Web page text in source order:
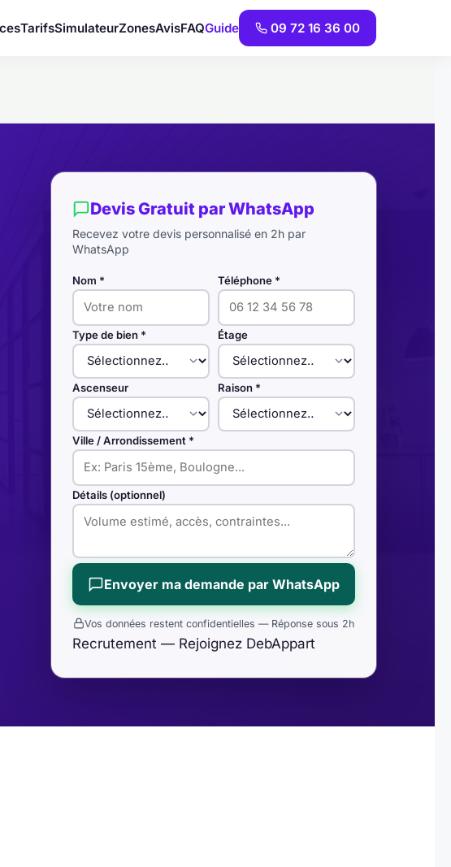
TarifsSimulateurZonesAvisFAQGuide 09 72 16 36 00
Devis Gratuit par WhatsApp
Recevez votre devis personnalisé en 2h par
WhatsApp
Nom * Téléphone *
Type de bien * Étage
Ascenseur Raison *
Ville / Arrondissement *
Détails (optionnel)
Envoyer ma demande par WhatsApp
Vos données restent confidentielles — Réponse sous 2h
Recrutement — Rejoignez DebAppart